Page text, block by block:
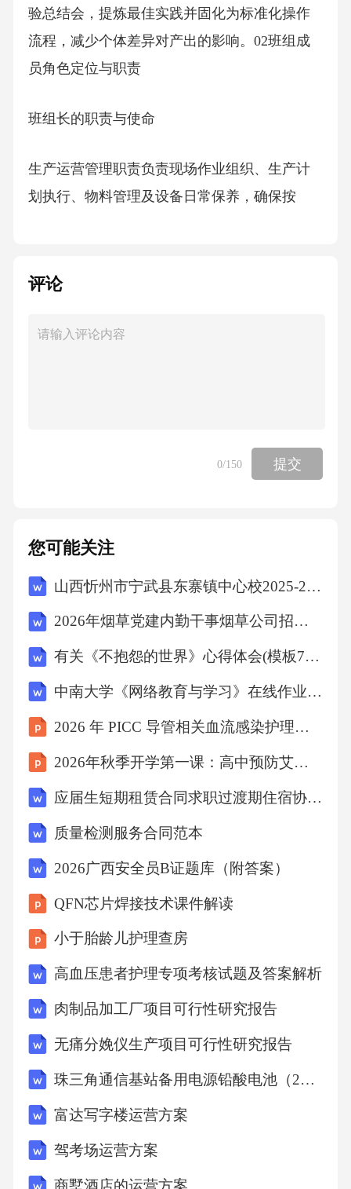
验总结会，提炼最佳实践并固化为标准化操作
流程，减少个体差异对产出的影响。02班组成
员角色定位与职责
班组长的职责与使命
生产运营管理职责负责现场作业组织、生产计
划执行、物料管理及设备日常保养，确保按
人，通过技能培训、激励机制（如绩效奖励、
程，组织安全培训与隐患排查，预防工伤事
梁，及时传达上级指令，反馈一线问题；主导
班组PDCA循环，运用结构化方法（如头脑风
暴）解决生产瓶颈、沟通障碍等实际问题。
班组成员的职责与要求核心职责：任务执行与
质量保障严格按照标准化作业流程完成分配任
务，确保生产/服务质量符合企业标准，如制造
业班组需达成客户满意度98%的目标。
协作职责：信息共享与问题反馈主动参与班组
晨会/夕会机制反馈设备故障、物料短缺等问
题，协助班组长快速响应并解决，避免因信息
滞后导致效率损失。
技能要求：专业能力与持续学习具备岗位所需
的专业技能（如设备操作、数据分析），并通
过技能培训、知识共享平台（如班组内部"师带
少参与40小时专项技能培训。
素养要求：安全意识与团队精神严格遵守安全
评论
0/150 提交
您可能关注
山西忻州市宁武县东寨镇中心校2025-2026学年第二学期期末学业诊断四年级语文（文字版含答案）
2026年烟草党建内勤干事烟草公司招聘考试笔试试题（含答案）
有关《不抱怨的世界》心得体会(模板7篇)
中南大学《网络教育与学习》在线作业答案
2026 年 PICC 导管相关血流感染护理个案分享
2026年秋季开学第一课：高中预防艾滋病教育
应届生短期租赁合同求职过渡期住宿协议范本三篇
质量检测服务合同范本
2026广西安全员B证题库（附答案）
QFN芯片焊接技术课件解读
小于胎龄儿护理查房
高血压患者护理专项考核试题及答案解析
肉制品加工厂项目可行性研究报告
无痛分娩仪生产项目可行性研究报告
珠三角通信基站备用电源铅酸电池（2V1000Ah）生产项目可行性研究报告
富达写字楼运营方案
驾考场运营方案
商墅酒店的运营方案